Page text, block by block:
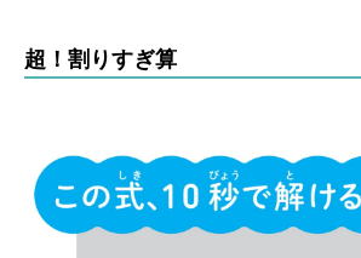
超！割りすぎ算